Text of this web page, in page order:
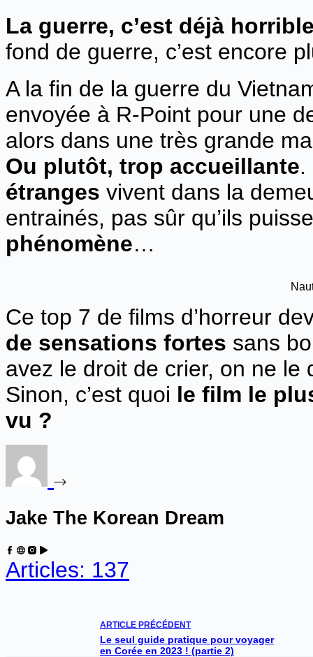
La guerre, c’est déjà
fond de guerre, c’est encore
A la fin de la guerre du
envoyée à R-Point pour une
alors dans une très grande
Ou plutôt, trop accueillante.
étranges vivent dans la
entrainés, pas sûr qu’ils
phénomène…
Ce top 7 de films d’horreur
de sensations fortes sans
avez le droit de crier, on ne le
Sinon, c’est quoi le film le
vu ?
Jake The Korean Dream
Articles: 137
ARTICLE PRÉCÉDENT
Le seul guide pratique pour voyager
en Corée en 2023 ! (partie 2)